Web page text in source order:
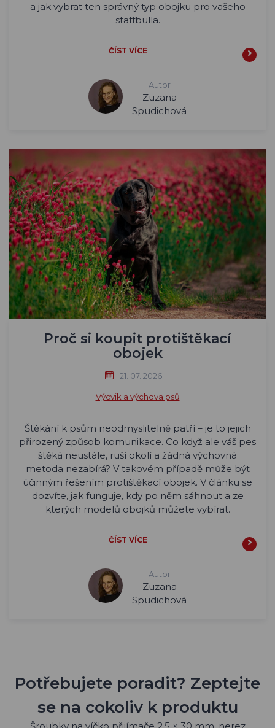
a jak vybrat ten správný typ obojku pro vašeho
staffbulla.
ČÍST VÍCE
Autor
Zuzana
Spudichová
Proč si koupit protištěkací
obojek
21. 07. 2026
Výcvik a výchova psů
Štěkání k psům neodmyslitelně patří – je to jejich
přirozený způsob komunikace. Co když ale váš pes
štěká neustále, ruší okolí a žádná výchovná
metoda nezabírá? V takovém případě může být
účinným řešením protištěkací obojek. V článku se
dozvíte, jak funguje, kdy po něm sáhnout a ze
kterých modelů obojků můžete vybírat.
ČÍST VÍCE
Autor
Zuzana
Spudichová
Potřebujete poradit? Zeptejte
se na cokoliv k produktu